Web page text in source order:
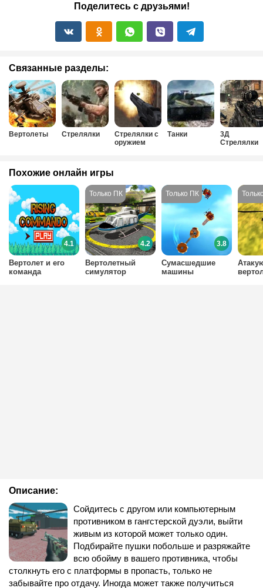
Поделитесь с друзьями!
Связанные разделы:
Вертолеты Стрелялки
Стрелялки с
оружием
Танки
3Д
Стрелялки
Описание:
Сойдитесь с другом или компьютерным
противником в гангстерской дуэли, выйти
живым из которой может только один.
Подбирайте пушки побольше и разряжайте
всю обойму в вашего противника, чтобы
столкнуть его с платформы в пропасть, только не
забывайте про отдачу. Иногда может также получиться
Похожие онлайн игры
Вертолет и его
команда
4.1
Вертолетный
симулятор
4.2
Сумасшедшие
машины
3.8